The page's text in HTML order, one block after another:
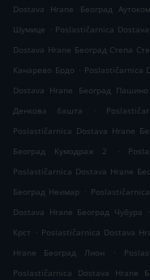
Dostava Hrane Београд
Шумице . Poslastičarnica
Dostava Hrane Београд Степа
Канарево Брдо . Poslastičarnica
Dostava Hrane Београд
Денкова башта
.
Poslastičarnica Dostava Hrane
Београд Кумодраж 2
.
Poslastičarnica Dostava Hrane
Београд Неимар .
Dostava Hrane Београд Чубура
.
Крст . Poslastičarnica Dostava
Hrane Београд Лион
.
Poslastičarnica Dostava Hrane